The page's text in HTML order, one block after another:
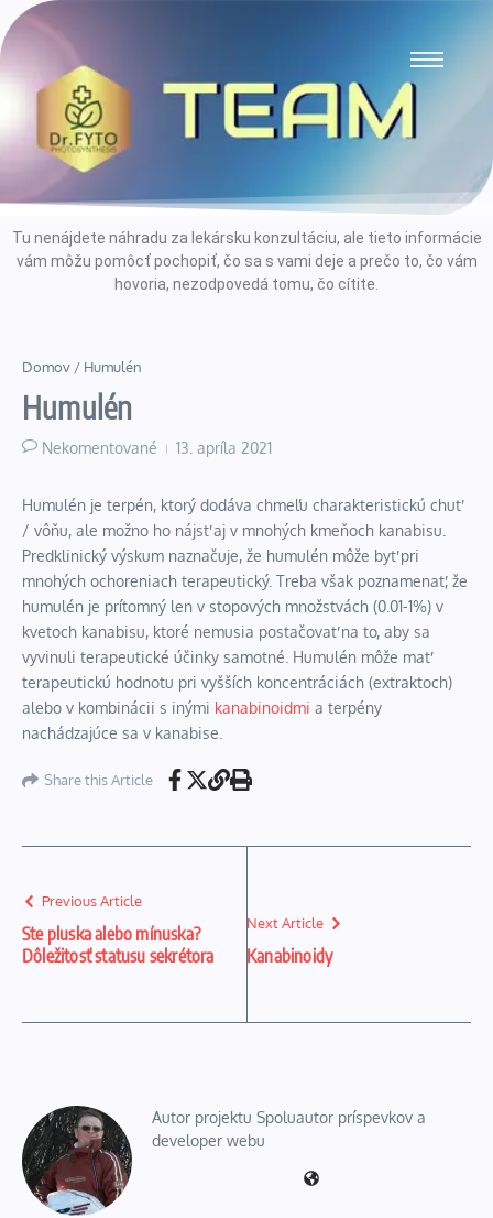
Tu nenájdete náhradu za lekársku konzultáciu, ale tieto informácie
vám môžu pomôcť pochopiť, čo sa s vami deje a prečo to, čo vám
hovoria, nezodpovedá tomu, čo cítite.
Domov / Humulén
Humulén
Nekomentované 13. apríla 2021
Humulén je terpén, ktorý dodáva chmeľu charakteristickú chuť
/ vôňu, ale možno ho nájsť aj v mnohých kmeňoch kanabisu.
Predklinický výskum naznačuje, že humulén môže byť pri
mnohých ochoreniach terapeutický. Treba však poznamenať, že
humulén je prítomný len v stopových množstvách (0.01-1%) v
kvetoch kanabisu, ktoré nemusia postačovať na to, aby sa
vyvinuli terapeutické účinky samotné. Humulén môže mať
terapeutickú hodnotu pri vyšších koncentráciách (extraktoch)
alebo v kombinácii s inými kanabinoidmi a terpény
nachádzajúce sa v kanabise.
Share this Article
Previous Article
Ste pluska alebo mínuska?
Dôležitosť statusu sekrétora
Next Article
Kanabinoidy
Autor projektu Spoluautor príspevkov a
developer webu